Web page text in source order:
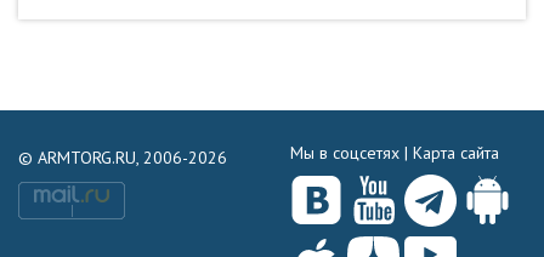
© ARMTORG.RU, 2006-2026 Мы в соцсетях | Карта сайта